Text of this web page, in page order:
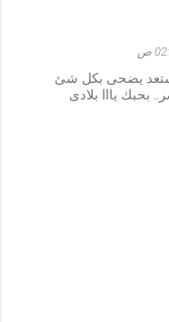
يضحى بكل شئ
بحبك يااا بلادى